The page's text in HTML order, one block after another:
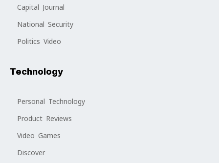
Capital Journal
National Security
Politics Video
Technology
Personal Technology
Product Reviews
Video Games
Discover